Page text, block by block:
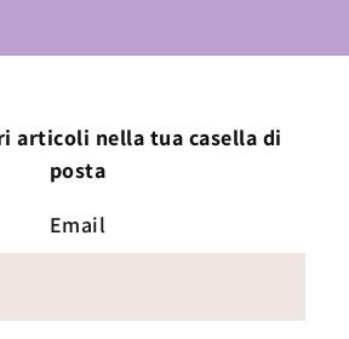
articoli nella tua casella di
posta
Email